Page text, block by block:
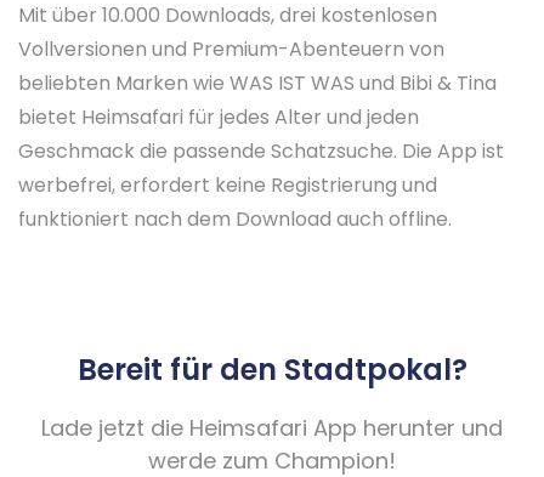
Mit über 10.000 Downloads, drei kostenlosen
Vollversionen und Premium-Abenteuern von
beliebten Marken wie WAS IST WAS und Bibi & Tina
bietet Heimsafari für jedes Alter und jeden
Geschmack die passende Schatzsuche. Die App ist
werbefrei, erfordert keine Registrierung und
funktioniert nach dem Download auch offline.
Bereit für den Stadtpokal?
Lade jetzt die Heimsafari App herunter und
werde zum Champion!